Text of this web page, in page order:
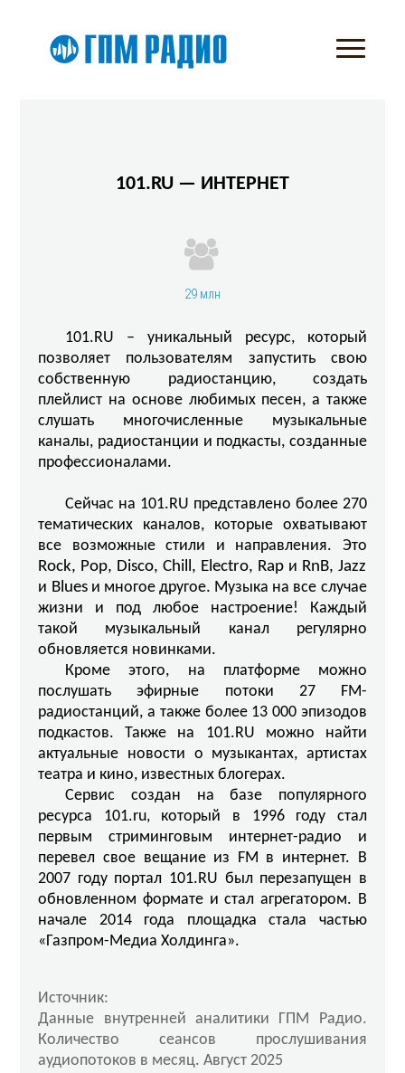
101.RU — ИНТЕРНЕТ
29 млн
101.RU – уникальный ресурс, который
позволяет пользователям запустить свою
собственную радиостанцию, создать
плейлист на основе любимых песен, а также
слушать многочисленные музыкальные
каналы, радиостанции и подкасты, созданные
профессионалами.
Сейчас на 101.RU представлено более 270
тематических каналов, которые охватывают
все возможные стили и направления. Это
Rock, Pop, Disco, Chill, Electro, Rap и RnB, Jazz
и Blues и многое другое. Музыка на все случае
жизни и под любое настроение! Каждый
такой музыкальный канал регулярно
обновляется новинками.
Кроме этого, на платформе можно
послушать эфирные потоки 27 FM-
радиостанций, а также более 13 000 эпизодов
подкастов. Также на 101.RU можно найти
актуальные новости о музыкантах, артистах
театра и кино, известных блогерах.
Сервис создан на базе популярного
ресурса 101.ru, который в 1996 году стал
первым стриминговым интернет-радио и
перевел свое вещание из FM в интернет. В
2007 году портал 101.RU был перезапущен в
обновленном формате и стал агрегатором. В
начале 2014 года площадка стала частью
«Газпром-Медиа Холдинга».
Источник:
Данные внутренней аналитики ГПМ Радио.
Количество сеансов прослушивания
аудиопотоков в месяц. Август 2025